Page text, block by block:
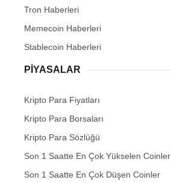
Tron Haberleri
Memecoin Haberleri
Stablecoin Haberleri
PIYASALAR
Kripto Para Fiyatları
Kripto Para Borsaları
Kripto Para Sözlüğü
Son 1 Saatte En Çok Yükselen Coinler
Son 1 Saatte En Çok Düşen Coinler